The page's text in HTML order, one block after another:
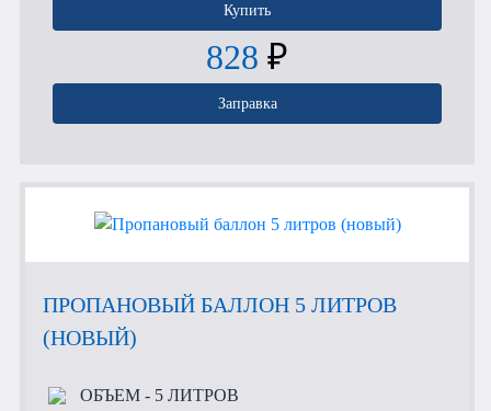
Купить
828 ₽
Заправка
ПРОПАНОВЫЙ БАЛЛОН 5 ЛИТРОВ
(НОВЫЙ)
ОБЪЕМ- 5 ЛИТРОВ